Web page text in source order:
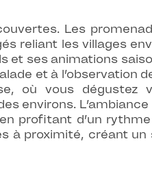
Les
reliant les villages
et ses animations
et à l’observation
où vous dégustez
environs. L’ambiance
profitant d’un
à proximité, créant un